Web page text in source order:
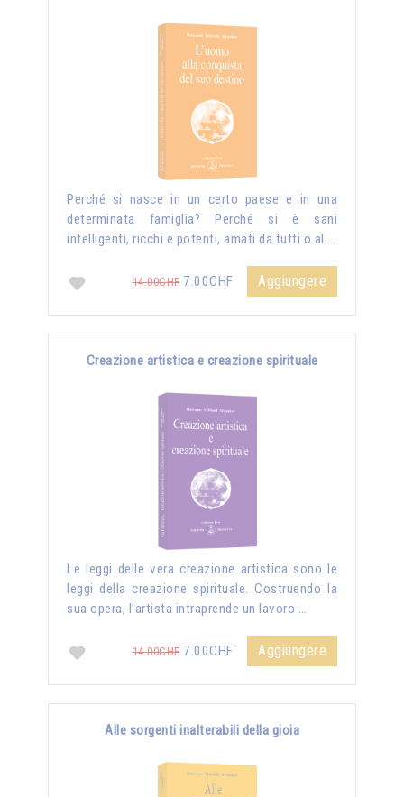
Perché si nasce in un certo paese e in una
determinata famiglia? Perché si è sani
intelligenti, ricchi e potenti, amati da tutti o al …
14.00CHF7.00CHF Aggiungere
Creazione artistica e creazione spirituale
Le leggi delle vera creazione artistica sono le
leggi della creazione spirituale. Costruendo la
sua opera, l’artista intraprende un lavoro …
14.00CHF7.00CHF Aggiungere
Alle sorgenti inalterabili della gioia